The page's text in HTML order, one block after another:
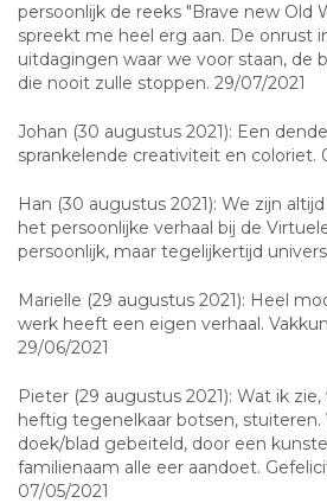
persoonlijk de reeks "Brave new Old
spreekt me heel erg aan. De onrust
uitdagingen waar we voor staan, de
die nooit zulle stoppen. 29/07/2021
Johan (30 augustus 2021): Een
sprankelende creativiteit en coloriet.
Han (30 augustus 2021): We zijn
het persoonlijke verhaal bij de
persoonlijk, maar tegelijkertijd
Marielle (29 augustus 2021): Heel
werk heeft een eigen verhaal.
29/06/2021
Pieter (29 augustus 2021): Wat ik
heftig tegenelkaar botsen, stuiteren.
doek/blad gebeiteld, door een
familienaam alle eer aandoet.
07/05/2021